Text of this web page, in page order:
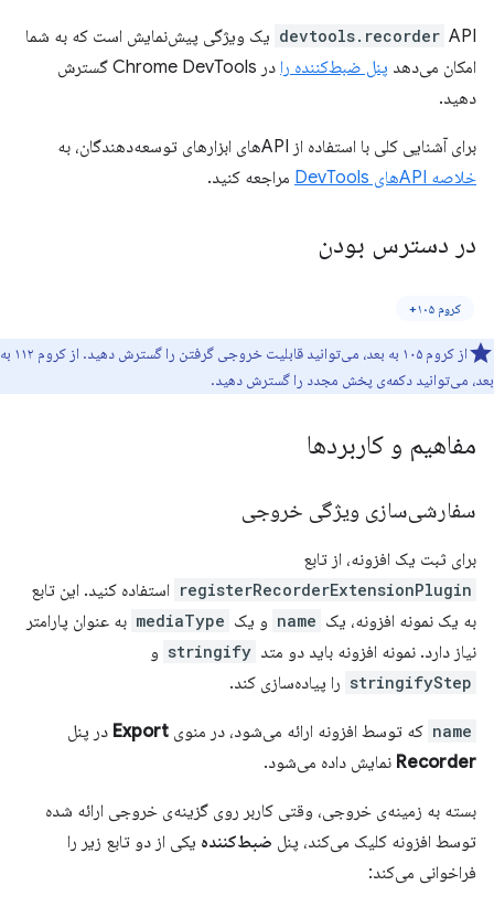
devtools.recorder API یک ویژگی پیش‌نمایش است که به شما
امکان می‌دهد پنل ضبط‌کننده را
در Chrome DevTools گسترش
دهید.
برای آشنایی کلی با استفاده از APIهای ابزارهای توسعه‌دهندگان، به
خلاصه APIهای DevTools
مراجعه کنید.
در دسترس بودن
کروم ۱۰۵+
از کروم ۱۰۵ به بعد، می‌توانید قابلیت خروجی گرفتن را گسترش دهید. از کروم ۱۱۲ به
بعد، می‌توانید دکمه‌ی پخش مجدد را گسترش دهید.
مفاهیم و کاربردها
سفارشی‌سازی ویژگی خروجی
برای ثبت یک افزونه، از تابع
registerRecorderExtensionPlugin استفاده کنید. این تابع
به یک نمونه افزونه، یک name و یک mediaType به عنوان پارامتر
نیاز دارد. نمونه افزونه باید دو متد stringify و
stringifyStep را پیاده‌سازی کند.
name که توسط افزونه ارائه می‌شود، در منوی Export در پنل
Recorder نمایش داده می‌شود.
بسته به زمینه‌ی خروجی، وقتی کاربر روی گزینه‌ی خروجی ارائه شده
توسط افزونه کلیک می‌کند، پنل ضبط‌کننده یکی از دو تابع زیر را
فراخوانی می‌کند: